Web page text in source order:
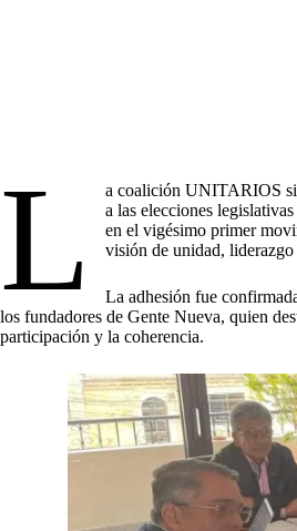
L
a coalición UNITARIOS
a las elecciones
en el vigésimo primer
visión de unidad,
La adhesión fue
los fundadores de Gente Nueva, quien
participación y la coherencia.